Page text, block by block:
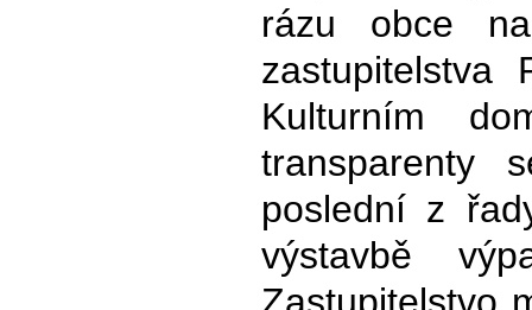
rázu obce
Kulturním
transparenty
poslední z
výstavbě
Zastupitelstvo